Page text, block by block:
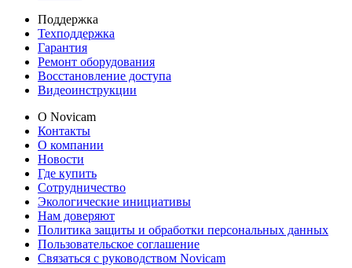
Поддержка
Техподдержка
Гарантия
Ремонт оборудования
Восстановление доступа
Видеоинструкции
О Novicam
Контакты
О компании
Новости
Где купить
Сотрудничество
Экологические инициативы
Нам доверяют
Политика защиты и обработки персональных данных
Пользовательское соглашение
Связаться с руководством Novicam